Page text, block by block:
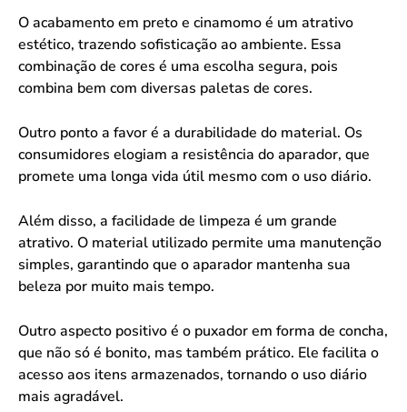
O acabamento em preto e cinamomo é um atrativo
estético, trazendo sofisticação ao ambiente. Essa
combinação de cores é uma escolha segura, pois
combina bem com diversas paletas de cores.
Outro ponto a favor é a durabilidade do material. Os
consumidores elogiam a resistência do aparador, que
promete uma longa vida útil mesmo com o uso diário.
Além disso, a facilidade de limpeza é um grande
atrativo. O material utilizado permite uma manutenção
simples, garantindo que o aparador mantenha sua
beleza por muito mais tempo.
Outro aspecto positivo é o puxador em forma de concha,
que não só é bonito, mas também prático. Ele facilita o
acesso aos itens armazenados, tornando o uso diário
mais agradável.